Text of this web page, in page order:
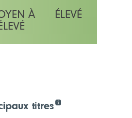
À
ÉLEVÉ
titres